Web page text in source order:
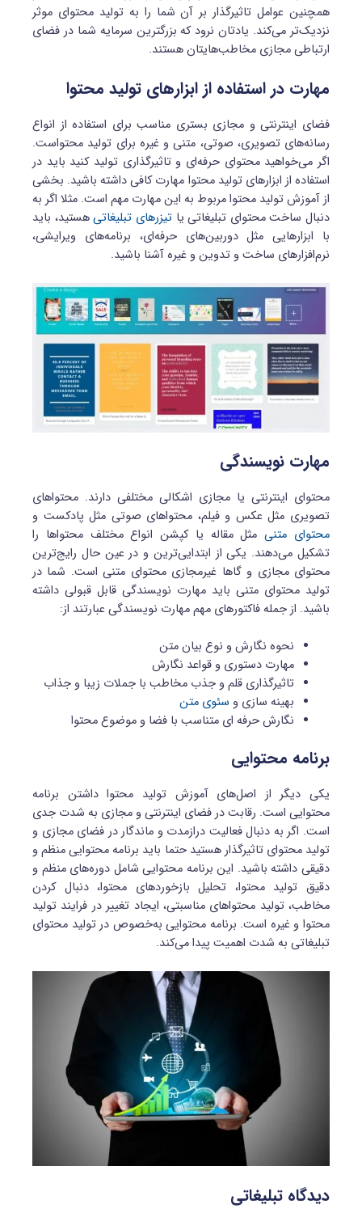
همچنین عوامل تاثیرگذار بر آن شما را به تولید محتوای موثر
نزدیک‌تر می‌کند. یادتان نرود که بزرگترین سرمایه شما در فضای
ارتباطی مجازی مخاطب‌هایتان هستند.
مهارت در استفاده از ابزارهای تولید محتوا
فضای اینترنتی و مجازی بستری مناسب برای استفاده از انواع
رسانه‌های تصویری، صوتی، متنی و غیره برای تولید محتواست.
اگر می‌خواهید محتوای حرفه‌ای و تاثیرگذاری تولید کنید باید در
استفاده از ابزارهای تولید محتوا مهارت کافی داشته باشید. بخشی
از آموزش تولید محتوا مربوط به این مهارت مهم است. مثلا اگر به
دنبال ساخت محتوای تبلیغاتی یاتیزرهای تبلیغاتیهستید، باید
با ابزارهایی مثل دوربین‌های حرفه‌ای، برنامه‌های ویرایشی،
نرم‌افزارهای ساخت و تدوین و غیره آشنا باشید.
مهارت نویسندگی
محتوای اینترنتی یا مجازی اشکالی مختلفی دارند. محتواهای
تصویری مثل عکس و فیلم، محتواهای صوتی مثل پادکست و
محتوای متنیمثل مقاله یا کپشن انواع مختلف محتواها را
تشکیل می‌دهند. یکی از ابتدایی‌ترین و در عین حال رایج‌ترین
محتوای مجازی و گاها غیرمجازی محتوای متنی است. شما در
تولید محتوای متنی باید مهارت نویسندگی قابل قبولی داشته
باشید. از جمله فاکتورهای مهم مهارت نویسندگی عبارتند از:
نحوه نگارش و نوع بیان متن
مهارت دستوری و قواعد نگارش
تاثیرگذاری قلم و جذب مخاطب با جملات زیبا و جذاب
بهینه سازی و سئوی متن
نگارش حرفه ای متناسب با فضا و موضوع محتوا
برنامه محتوایی
یکی دیگر از اصل‌های آموزش تولید محتوا داشتن برنامه
محتوایی است. رقابت در فضای اینترنتی و مجازی به شدت جدی
است. اگر به دنبال فعالیت درازمدت و ماندگار در فضای مجازی و
تولید محتوای تاثیرگذار هستید حتما باید برنامه محتوایی منظم و
دقیقی داشته باشید. این برنامه محتوایی شامل دوره‌های منظم و
دقیق تولید محتوا، تحلیل بازخوردهای محتوا، دنبال کردن
مخاطب، تولید محتواهای مناسبتی، ایجاد تغییر در فرایند تولید
محتوا و غیره است. برنامه محتوایی به‌خصوص در تولید محتوای
تبلیغاتی به شدت اهمیت پیدا می‌کند.
دیدگاه تبلیغاتی